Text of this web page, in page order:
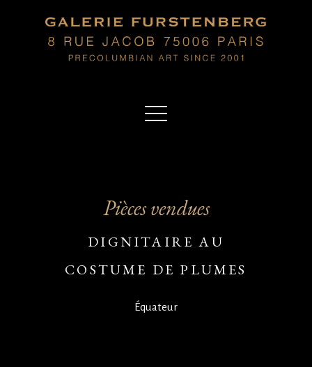
Pièces vendues
DIGNITAIRE AU
COSTUME DE PLUMES
Équateur